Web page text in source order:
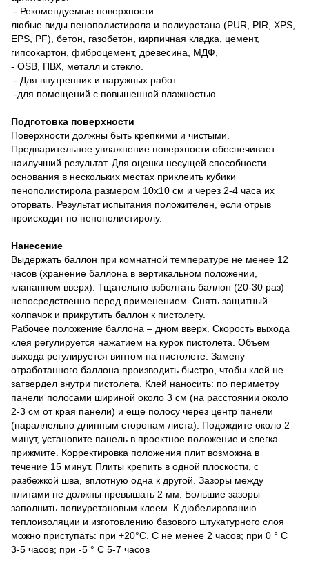
- Рекомендуемые поверхности:
любые виды пенополистирола и полиуретана (PUR, PIR, XPS,
EPS, PF), бетон, газобетон, кирпичная кладка, цемент,
гипсокартон, фиброцемент, древесина, МДФ,
- OSB, ПВХ, металл и стекло.
- Для внутренних и наружных работ
-для помещений с повышенной влажностью
Подготовка поверхности
Поверхности должны быть крепкими и чистыми.
Предварительное увлажнение поверхности обеспечивает
наилучший результат. Для оценки несущей способности
основания в нескольких местах приклеить кубики
пенополистирола размером 10х10 см и через 2-4 часа их
оторвать. Результат испытания положителен, если отрыв
происходит по пенополистиролу.
Нанесение
Выдержать баллон при комнатной температуре не менее 12
часов (хранение баллона в вертикальном положении,
клапанном вверх). Тщательно взболтать баллон (20-30 раз)
непосредственно перед применением. Снять защитный
колпачок и прикрутить баллон к пистолету.
Рабочее положение баллона – дном вверх. Скорость выхода
клея регулируется нажатием на курок пистолета. Объем
выхода регулируется винтом на пистолете. Замену
отработанного баллона производить быстро, чтобы клей не
затвердел внутри пистолета. Клей наносить: по периметру
панели полосами шириной около 3 см (на расстоянии около
2-3 см от края панели) и еще полосу через центр панели
(параллельно длинным сторонам листа). Подождите около 2
минут, установите панель в проектное положение и слегка
прижмите. Корректировка положения плит возможна в
течение 15 минут. Плиты крепить в одной плоскости, с
разбежкой шва, вплотную одна к другой. Зазоры между
плитами не должны превышать 2 мм. Большие зазоры
заполнить полиуретановым клеем. К дюбелированию
теплоизоляции и изготовлению базового штукатурного слоя
можно приступать: при +20°С. С не менее 2 часов; при 0 ° С
3-5 часов; при -5 ° С 5-7 часов